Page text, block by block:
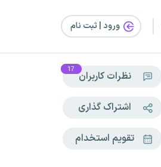
ورود | ثبت‌ نام
نظرات کاربران 17
اشتراک گذاری
تقویم استخدام